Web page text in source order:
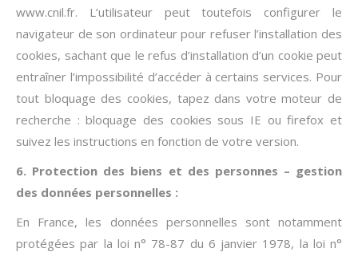
www.cnil.fr. L’utilisateur peut toutefois configurer le
navigateur de son ordinateur pour refuser l’installation des
cookies, sachant que le refus d’installation d’un cookie peut
entraîner l’impossibilité d’accéder à certains services. Pour
tout bloquage des cookies, tapez dans votre moteur de
recherche : bloquage des cookies sous IE ou firefox et
suivez les instructions en fonction de votre version.
6. Protection des biens et des personnes – gestion
des données personnelles :
En France, les données personnelles sont notamment
protégées par la loi n° 78-87 du 6 janvier 1978, la loi n°